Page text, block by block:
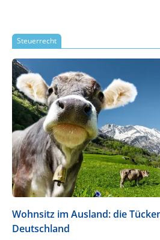
Steuerrecht
Wohnsitz im Ausland: die
Deutschland